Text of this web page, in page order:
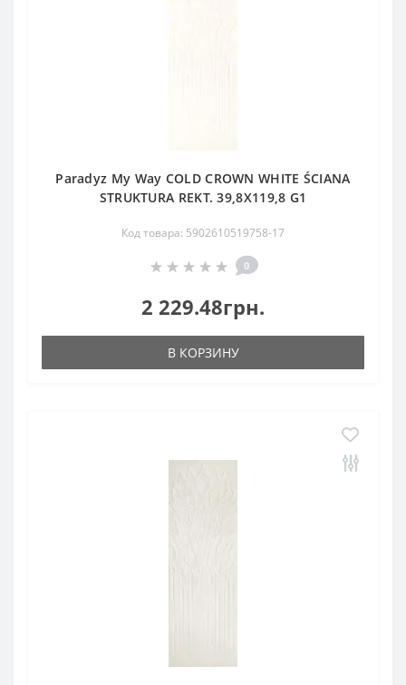
Paradyz My Way COLD CROWN WHITE ŚCIANA
STRUKTURA REKT. 39,8X119,8 G1
Код товара: 5902610519758-17
0
2 229.48грн.
В КОРЗИНУ